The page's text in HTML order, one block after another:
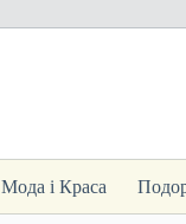
Мода і Краса